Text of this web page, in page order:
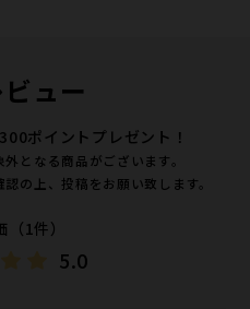
ュー
ポイントプレゼント！
となる商品がございます。
認の上、投稿をお願い致します。
1件）
5.0